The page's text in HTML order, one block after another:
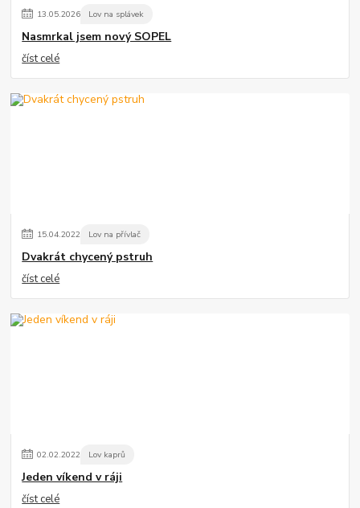
13.05.2026 Lov na splávek
Nasmrkal jsem nový SOPEL
číst celé
15.04.2022 Lov na přívlač
Dvakrát chycený pstruh
číst celé
02.02.2022 Lov kaprů
Jeden víkend v ráji
číst celé